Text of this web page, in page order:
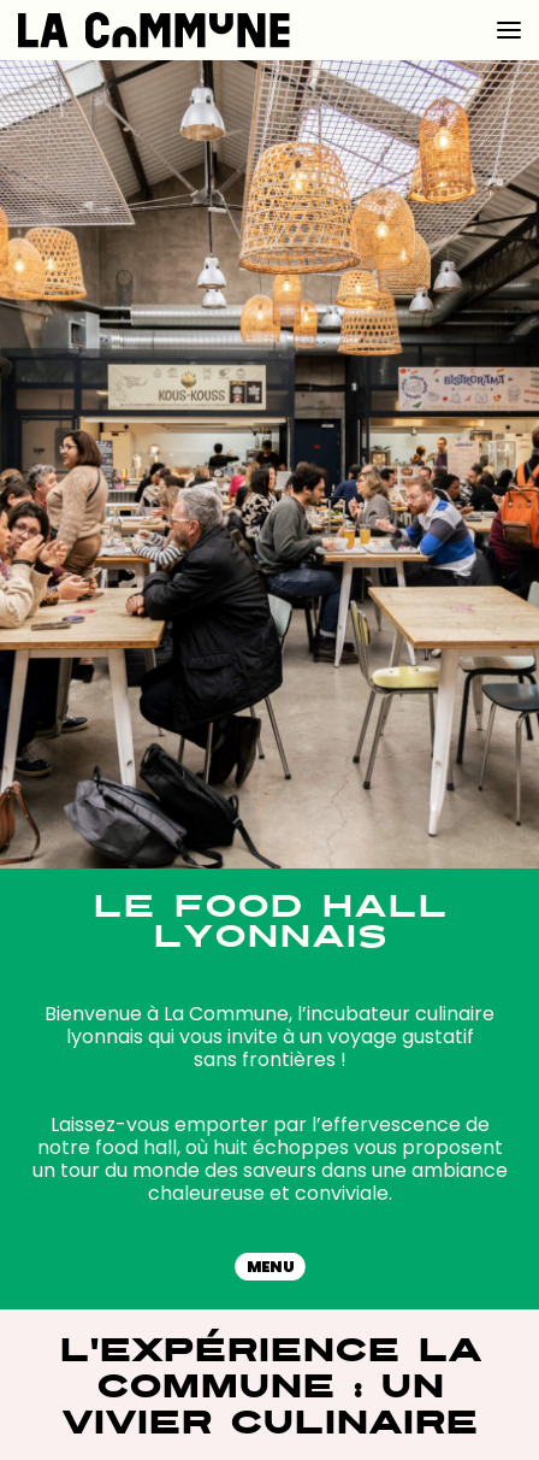
VOIR LA CARTE
CHEFS
PROG’
BAR
PRIVATISER
RESERVER
À PROPOS
LE FOOD HALL
LYONNAIS
Bienvenue à La Commune, l’incubateur culinaire
lyonnais qui vous invite à un voyage gustatif
sans frontières !
Laissez-vous emporter par l’effervescence de
notre food hall, où huit échoppes vous proposent
un tour du monde des saveurs dans une ambiance
chaleureuse et conviviale.
MENU
L'EXPÉRIENCE LA
COMMUNE : UN
VIVIER CULINAIRE